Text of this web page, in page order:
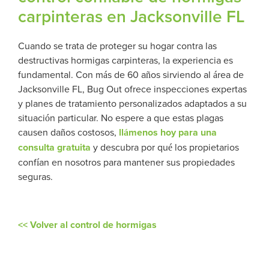
carpinteras en Jacksonville FL
Cuando se trata de proteger su hogar contra las
destructivas hormigas carpinteras, la experiencia es
fundamental. Con más de 60 años sirviendo al área de
Jacksonville FL, Bug Out ofrece inspecciones expertas
y planes de tratamiento personalizados adaptados a su
situación particular. No espere a que estas plagas
causen daños costosos, llámenos hoy para una
consulta gratuita y descubra por qué los propietarios
confían en nosotros para mantener sus propiedades
seguras.
<<Volver al control de hormigas